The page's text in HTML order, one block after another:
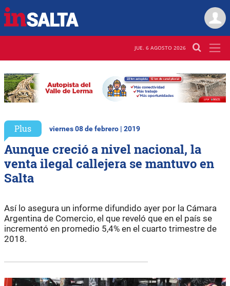
JUE. 6 AGOSTO 2026
Plus viernes 08 de febrero | 2019
Aunque creció a nivel nacional, la
venta ilegal callejera se mantuvo en
Salta
Así lo asegura un informe difundido ayer por la Cámara
Argentina de Comercio, el que reveló que en el país se
incrementó en promedio 5,4% en el cuarto trimestre de
2018.